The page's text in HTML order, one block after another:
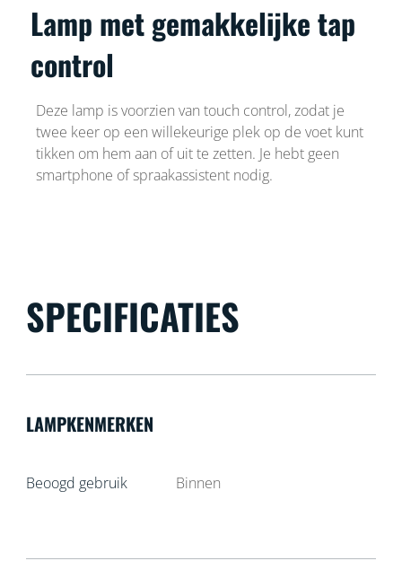
Lamp met gemakkelijke tap
control
Deze lamp is voorzien van touch control, zodat je
twee keer op een willekeurige plek op de voet kunt
tikken om hem aan of uit te zetten. Je hebt geen
smartphone of spraakassistent nodig.
SPECIFICATIES
LAMPKENMERKEN
Beoogd gebruik Binnen